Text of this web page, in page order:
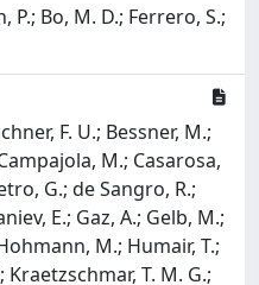
P.; Bo, M. D.; Ferrero, S.;
F. U.; Bessner, M.;
M.; Casarosa,
G.; de Sangro, R.;
E.; Gaz, A.; Gelb, M.;
M.; Humair, T.;
Kraetzschmar, T. M. G.;